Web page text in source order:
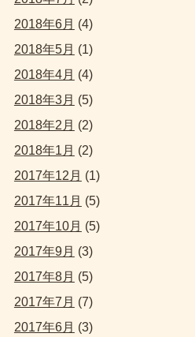
2018年6月 (4)
2018年5月 (1)
2018年4月 (4)
2018年3月 (5)
2018年2月 (2)
2018年1月 (2)
2017年12月 (1)
2017年11月 (5)
2017年10月 (5)
2017年9月 (3)
2017年8月 (5)
2017年7月 (7)
2017年6月 (3)